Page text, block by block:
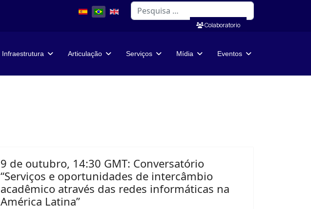
Pesquisar
Colaboratorio
Infraestrutura Articulação Serviços Mídia Eventos
9 de outubro, 14:30 GMT: Conversatório
“Serviços e oportunidades de intercâmbio
acadêmico através das redes informáticas na
América Latina”